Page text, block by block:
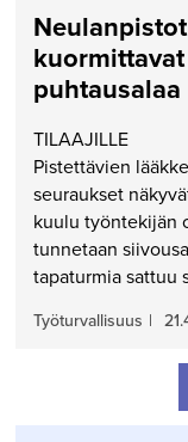
Neulanpistot
kuormittavat
puhtausalaa
TILAAJILLE
Pistettävien
seuraukset
kuulu työntekijän
tunnetaan
tapaturmia sattuu
Työturvallisuus |